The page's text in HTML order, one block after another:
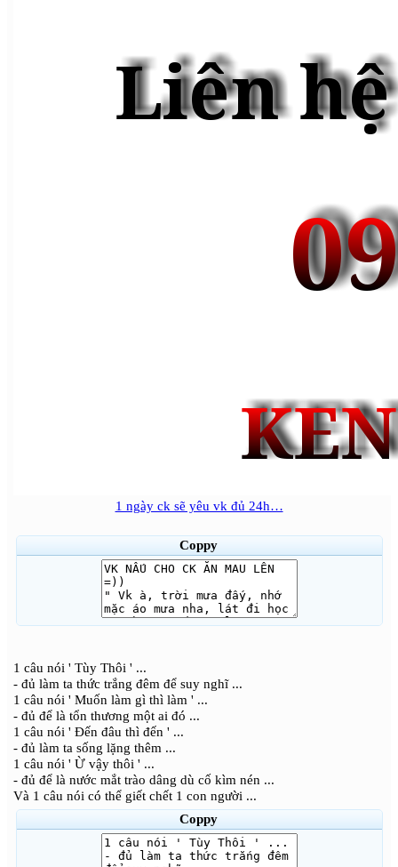
1 ngày ck sẽ yêu vk đủ 24h…
Coppy
1 câu nói ' Tùy Thôi ' ...
- đủ làm ta thức trắng đêm để suy nghĩ ...
1 câu nói ' Muốn làm gì thì làm ' ...
- đủ để là tổn thương một ai đó ...
1 câu nói ' Đến đâu thì đến ' ...
- đủ làm ta sống lặng thêm ...
1 câu nói ' Ừ vậy thôi ' ...
- đủ để là nước mắt trào dâng dù cố kìm nén ...
Và 1 câu nói có thể giết chết 1 con người ...
Coppy